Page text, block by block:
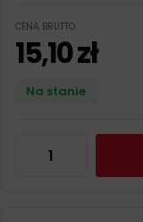
CENA BRUTTO
15,10zł
Na stanie